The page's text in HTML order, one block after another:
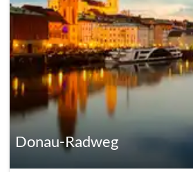
Donau-Radweg